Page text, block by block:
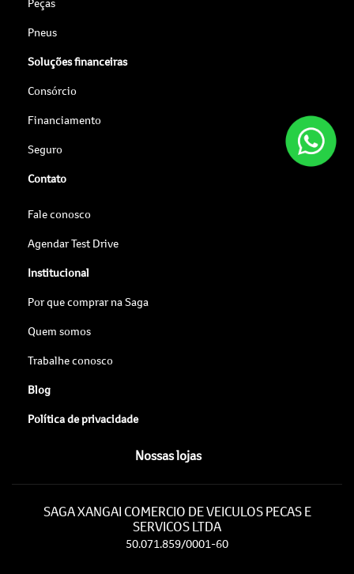
Pneus
Soluções financeiras
Consórcio
Financiamento
Seguro
Contato
Fale conosco
Agendar Test Drive
Institucional
Por que comprar na Saga
Quem somos
Trabalhe conosco
Blog
Política de privacidade
Nossas lojas
SAGA XANGAI COMERCIO DE VEICULOS PECAS E
SERVICOS LTDA
50.071.859/0001-60